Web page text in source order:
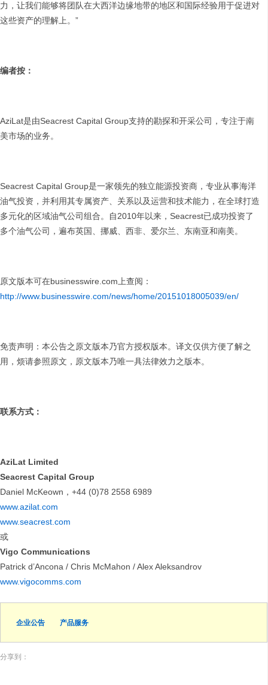
力，让我们能够将团队在大西洋边缘地带的地区和国际经验用于促进对
这些资产的理解上。”
编者按：
AziLat是由Seacrest Capital Group支持的勘探和开采公司，专注于南
美市场的业务。
Seacrest Capital Group是一家领先的独立能源投资商，专业从事海洋
油气投资，并利用其专属资产、关系以及运营和技术能力，在全球打造
多元化的区域油气公司组合。自2010年以来，Seacrest已成功投资了
多个油气公司，遍布英国、挪威、西非、爱尔兰、东南亚和南美。
原文版本可在businesswire.com上查阅：
http://www.businesswire.com/news/home/20151018005039/en/
免责声明：本公告之原文版本乃官方授权版本。译文仅供方便了解之
用，烦请参照原文，原文版本乃唯一具法律效力之版本。
联系方式：
AziLat Limited
Seacrest Capital Group
Daniel McKeown，+44 (0)78 2558 6989
www.azilat.com
www.seacrest.com
或
Vigo Communications
Patrick d’Ancona / Chris McMahon / Alex Aleksandrov
www.vigocomms.com
企业公告 产品服务
分享到：